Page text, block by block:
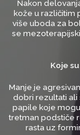
Nakon
kože u različitim
više uboda za
se mezoterapijski
Koje
Manje je
dobri rezultati
papile koje
tretman podstiče
rasta uz